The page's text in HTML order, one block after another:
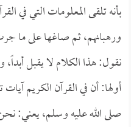
بأنه تلقى المعلومات التي في
ورهبانهم، ثم صاغها على ما
نقول: هذا الكلام لا يقبل
أولها: أن في القرآن الكريم
صلى الله عليه وسلم، يعني: نحن